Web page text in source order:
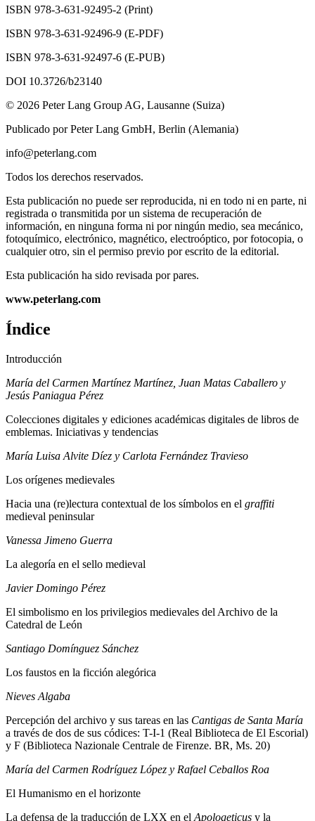
ISBN 978-3-631-92495-2 (Print)
ISBN 978-3-631-92496-9 (E-PDF)
ISBN 978-3-631-92497-6 (E-PUB)
DOI 10.3726/b23140
© 2026 Peter Lang Group AG, Lausanne (Suiza)
Publicado por Peter Lang GmbH, Berlin (Alemania)
info@peterlang.com
Todos los derechos reservados.
Esta publicación no puede ser reproducida, ni en todo ni en parte, ni
registrada o transmitida por un sistema de recuperación de
información, en ninguna forma ni por ningún medio, sea mecánico,
fotoquímico, electrónico, magnético, electroóptico, por fotocopia, o
cualquier otro, sin el permiso previo por escrito de la editorial.
Esta publicación ha sido revisada por pares.
www.peterlang.com
Índice
Introducción
María del Carmen Martínez Martínez, Juan Matas Caballero y
Jesús Paniagua Pérez
Colecciones digitales y ediciones académicas digitales de libros de
emblemas. Iniciativas y tendencias
María Luisa Alvite Díez y Carlota Fernández Travieso
Los orígenes medievales
Hacia una (re)lectura contextual de los símbolos en el graffiti
medieval peninsular
Vanessa Jimeno Guerra
La alegoría en el sello medieval
Javier Domingo Pérez
El simbolismo en los privilegios medievales del Archivo de la
Catedral de León
Santiago Domínguez Sánchez
Los faustos en la ficción alegórica
Nieves Algaba
Percepción del archivo y sus tareas en las Cantigas de Santa María
a través de dos de sus códices: T-I-1 (Real Biblioteca de El Escorial)
y F (Biblioteca Nazionale Centrale de Firenze. BR, Ms. 20)
María del Carmen Rodríguez López y Rafael Ceballos Roa
El Humanismo en el horizonte
La defensa de la traducción de LXX en el Apologeticus y la